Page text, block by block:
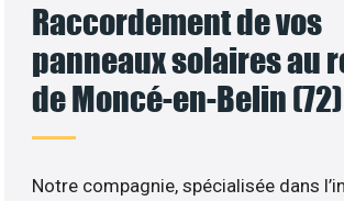
Raccordement de vos
panneaux solaires au
de Moncé-en-Belin (72)
Notre compagnie, spécialisée dans